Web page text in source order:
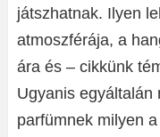
játszhatnak. Ilyen
atmoszférája, a
ára és – cikkünk
Ugyanis egyáltalán
parfümnek milyen